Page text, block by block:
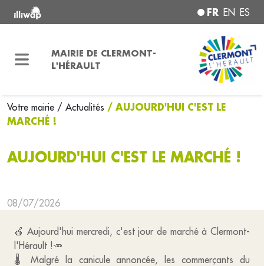
FR EN ES
MAIRIE DE CLERMONT-
L'HÉRAULT
Votre mairie / Actualités / AUJOURD'HUI C'EST LE
MARCHÉ !
AUJOURD'HUI C'EST LE MARCHÉ !
08/07/2026
🍎 Aujourd'hui mercredi, c'est jour de marché à Clermont-
l'Hérault !🥕
🌡️ Malgré la canicule annoncée, les commerçants du